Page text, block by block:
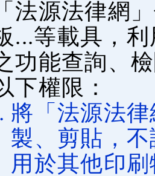
「法源法律網
...等載具，
功能查詢、
下權限：
將「法源法
製、剪貼，
用於其他印